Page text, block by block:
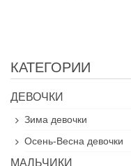
КАТЕГОРИИ
ДЕВОЧКИ
Зима девочки
Осень-Весна девочки
МАЛЬЧИКИ